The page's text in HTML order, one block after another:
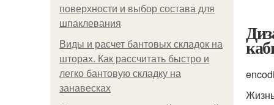
поверхности и выбор состава для
шпаклевания
Виды и расчет бантовых складок на
шторах. Как рассчитать быстро и
легко бантовую складку на
занавесках